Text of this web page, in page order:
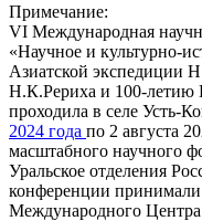
Примечание:
VI Международная
«Научное и культурно-
Азиатской экспедиции
Н.К.Рериха и 100-летию
проходила в селе Усть-
2024 года по 2 августа
масштабного научного
Уральское отделения
конференции принимали
Международного Центра